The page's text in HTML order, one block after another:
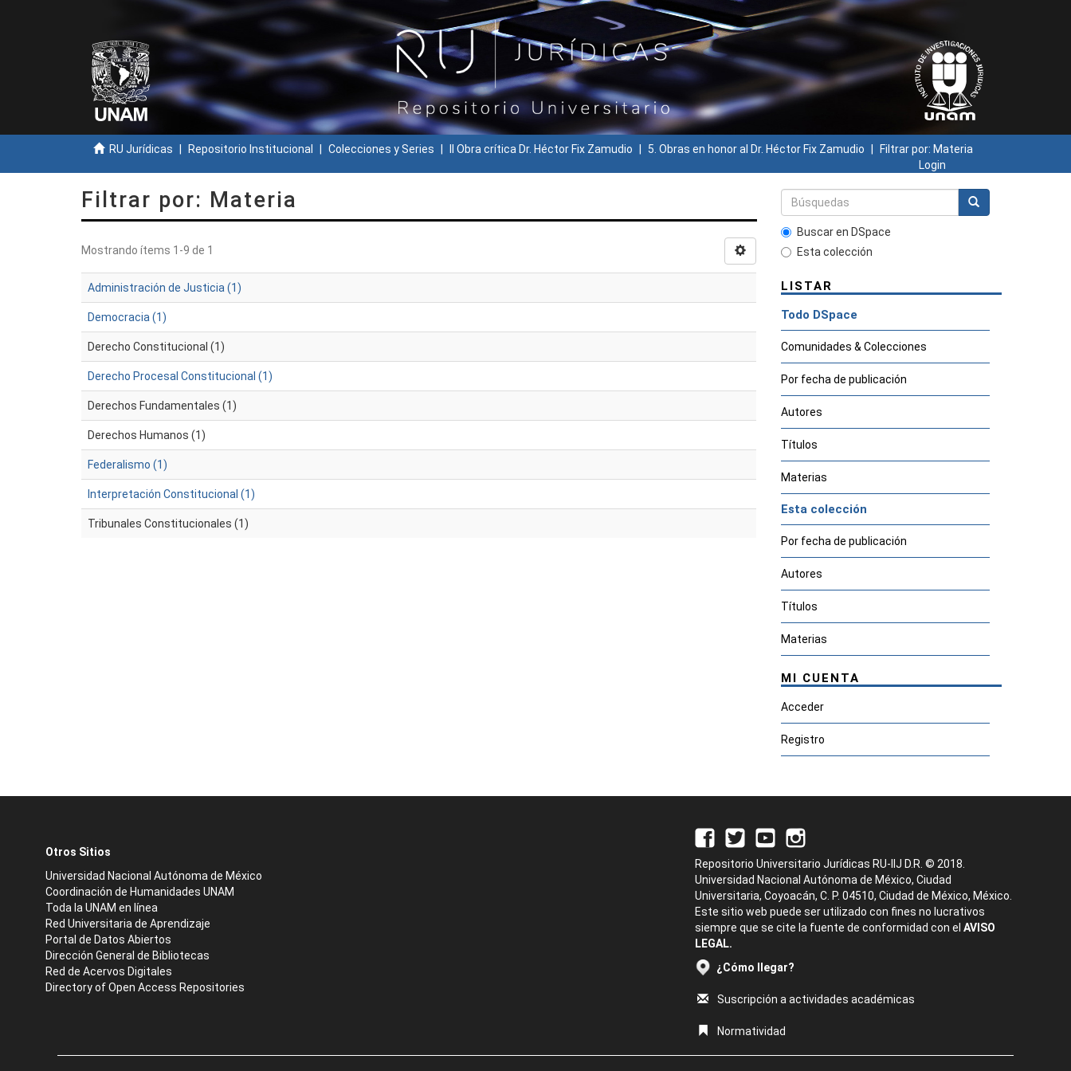
RU Jurídicas Repositorio Institucional Colecciones y Series II Obra crítica Dr. Héctor Fix Zamudio 5. Obras en honor al Dr. Héctor Fix Zamudio
Filtrar por: Materia
Login
Filtrar por: Materia
Mostrando ítems 1-9 de 1
Administración de Justicia (1)
Democracia (1)
Derecho Constitucional (1)
Derecho Procesal Constitucional (1)
Derechos Fundamentales (1)
Derechos Humanos (1)
Federalismo (1)
Interpretación Constitucional (1)
Tribunales Constitucionales (1)
Buscar en DSpace
Esta colección
LISTAR
Todo DSpace
Comunidades & Colecciones
Por fecha de publicación
Autores
Títulos
Materias
Esta colección
Por fecha de publicación
Autores
Títulos
Materias
MI CUENTA
Acceder
Registro
Otros Sitios
Universidad Nacional Autónoma de México
Coordinación de Humanidades UNAM
Toda la UNAM en línea
Red Universitaria de Aprendizaje
Portal de Datos Abiertos
Dirección General de Bibliotecas
Red de Acervos Digitales
Directory of Open Access Repositories
Repositorio Universitario Jurídicas RU-IIJ D.R. © 2018.
Universidad Nacional Autónoma de México, Ciudad
Universitaria, Coyoacán, C. P. 04510, Ciudad de México, México.
Este sitio web puede ser utilizado con fines no lucrativos
siempre que se cite la fuente de conformidad con el AVISO
LEGAL.
¿Cómo llegar?
Suscripción a actividades académicas
Normatividad